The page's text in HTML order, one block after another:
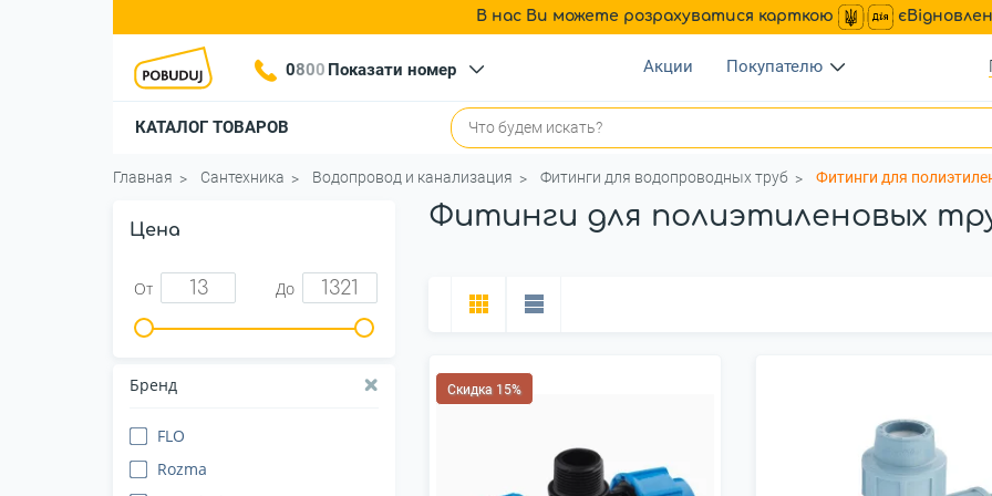
В нас Ви можете розрахуватися карткою
0800 Показати номер Акции Покупателю
КАТАЛОГ ТОВАРОВ
Главная Сантехника Водопровод и канализация Фитинги для водопроводных труб Фитинги для
Цена
От До
Бренд
FLO
Rozma
Фитинги для полиэтиленовых
Скидка 15%